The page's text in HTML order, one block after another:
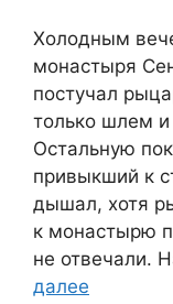
Холодным
монастыря
постучал
только шлем
Остальную
привыкший к
дышал, хотя
к монастырю
не отвечали.
далее